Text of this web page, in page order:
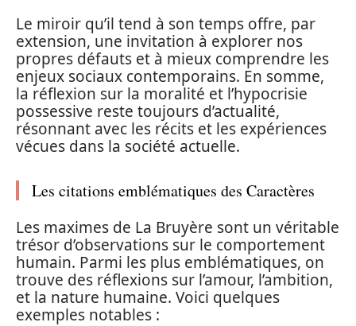
Le miroir qu’il tend à son temps offre, par
extension, une invitation à explorer nos
propres défauts et à mieux comprendre les
enjeux sociaux contemporains. En somme,
la réflexion sur la moralité et l’hypocrisie
possessive reste toujours d’actualité,
résonnant avec les récits et les expériences
vécues dans la société actuelle.
Les citations emblématiques des Caractères
Les maximes de La Bruyère sont un véritable
trésor d’observations sur le comportement
humain. Parmi les plus emblématiques, on
trouve des réflexions sur l’amour, l’ambition,
et la nature humaine. Voici quelques
exemples notables :